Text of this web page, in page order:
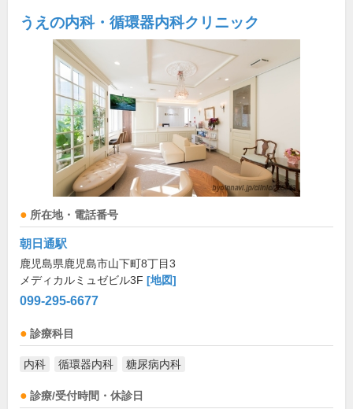
うえの内科・循環器内科クリニック
所在地・電話番号
朝日通駅
鹿児島県鹿児島市山下町8丁目3
メディカルミュゼビル3F [地図]
099-295-6677
診療科目
内科 循環器内科 糖尿病内科
診療/受付時間・休診日